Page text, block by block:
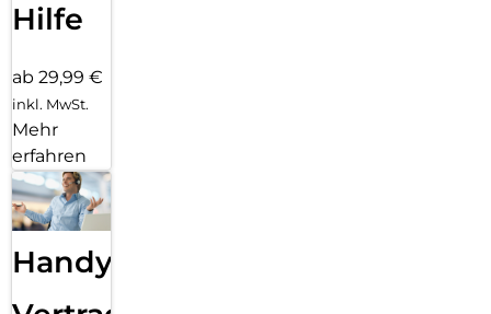
Hilfe
ab 29,99 €
inkl. MwSt.
Mehr
erfahren
Handy